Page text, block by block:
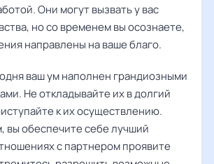
Они могут вызвать у вас
но со временем вы осознаете,
направлены на ваше благо.
ваш ум наполнен грандиозными
Не откладывайте их в долгий
к их осуществлению.
вы обеспечите себе лучший
с партнером проявите